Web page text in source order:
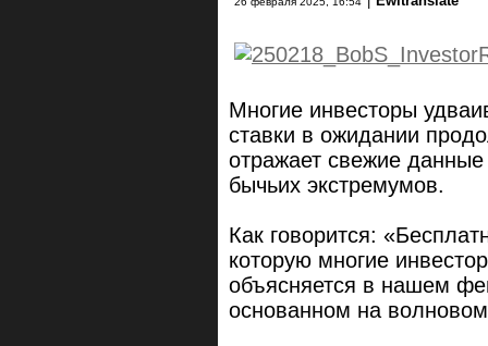
Многие инвесторы
ставки в ожидании
отражает свежие
бычьих экстремумов.
Как говорится:
которую многие
объясняется в нашем
основанном на